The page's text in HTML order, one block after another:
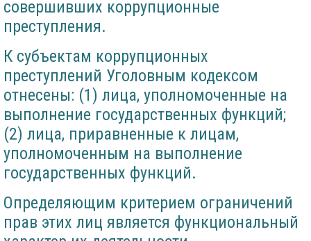
совершивших коррупционные
преступления.
К субъектам коррупционных
преступлений Уголовным кодексом
отнесены: (1) лица, уполномоченные на
выполнение государственных функций;
(2) лица, приравненные к лицам,
уполномоченным на выполнение
государственных функций.
Определяющим критерием ограничений
прав этих лиц является функциональный